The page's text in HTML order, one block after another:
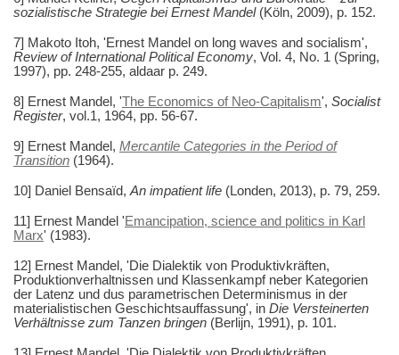
sozialistische Strategie bei Ernest Mandel(Köln, 2009), p. 152.
7] Makoto Itoh, 'Ernest Mandel on long waves and socialism',
Review of International Political Economy, Vol. 4, No. 1 (Spring,
1997), pp. 248-255, aldaar p. 249.
8] Ernest Mandel, 'The Economics of Neo-Capitalism', Socialist
Register, vol.1, 1964, pp. 56-67.
9] Ernest Mandel, Mercantile Categories in the Period of
Transition (1964).
10] Daniel Bensaïd, An impatient life (Londen, 2013), p. 79, 259.
11] Ernest Mandel 'Emancipation, science and politics in Karl
Marx' (1983).
12] Ernest Mandel, 'Die Dialektik von Produktivkräften,
Produktionverhaltnissen und Klassenkampf neber Kategorien
der Latenz und dus parametrischen Determinismus in der
materialistischen Geschichtsauffassung', in Die Versteinerten
Verhältnisse zum Tanzen bringen (Berlijn, 1991), p. 101.